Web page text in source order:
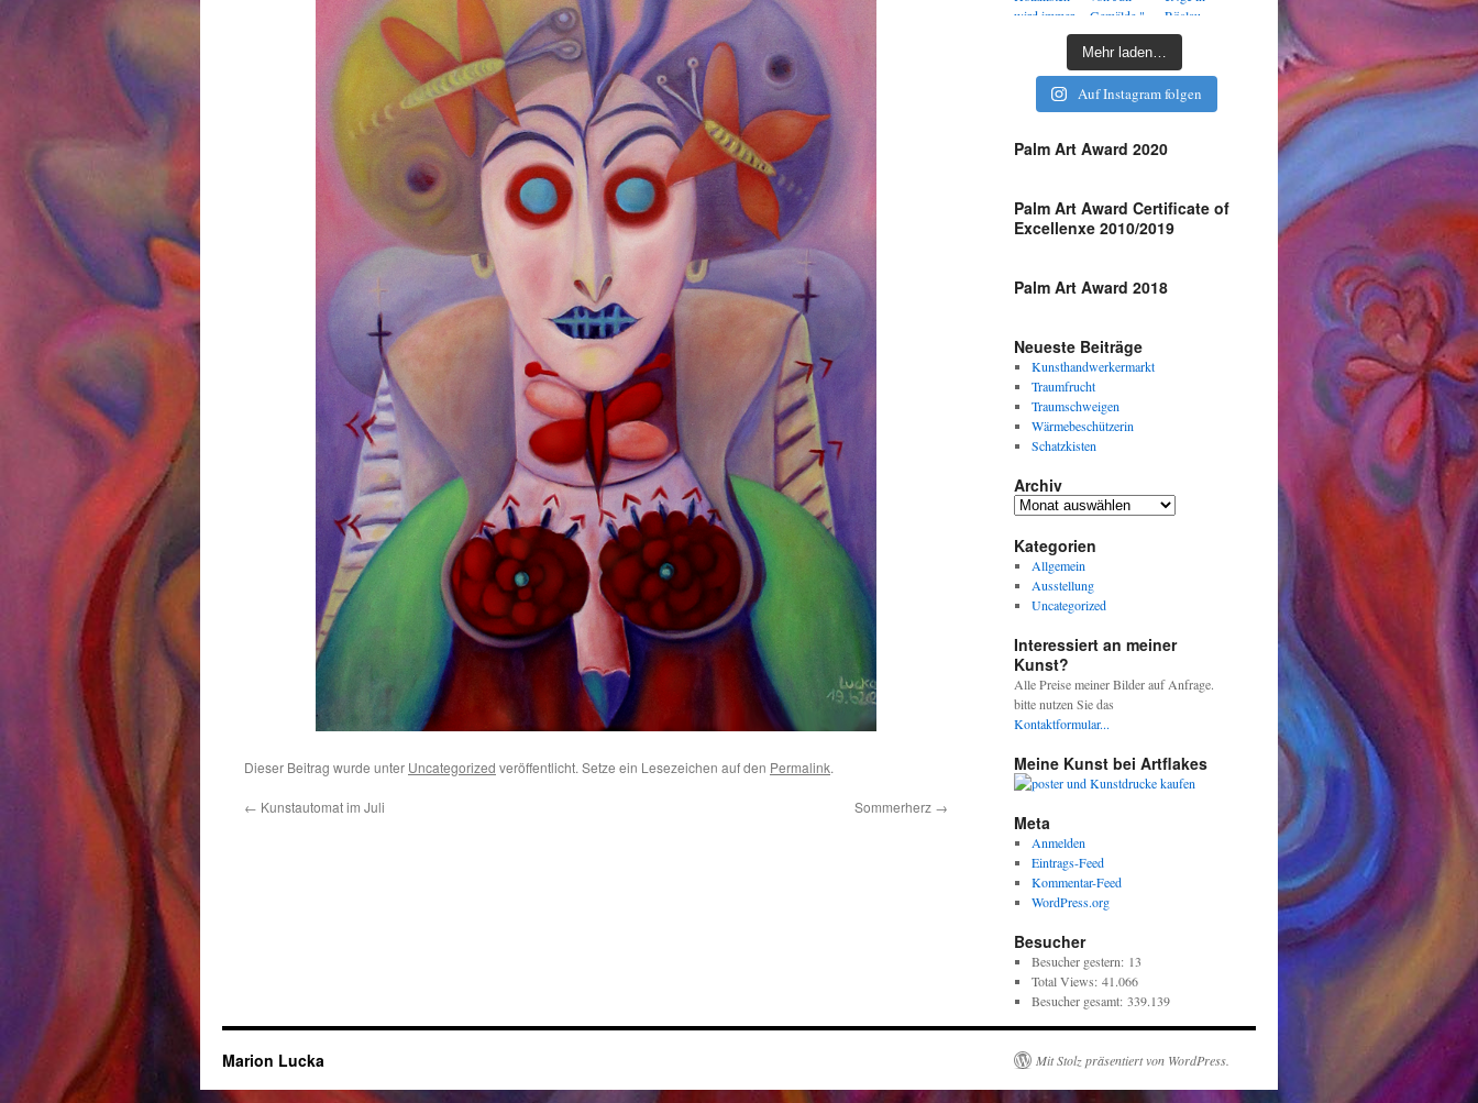
Dieser Beitrag wurde unter Uncategorized veröffentlicht. Setze ein Lesezeichen auf den Permalink.
← Kunstautomat im Juli Sommerherz →
Mehr laden…
Auf Instagram folgen
Palm Art Award 2020
Palm Art Award Certificate of
Excellenxe 2010/2019
Palm Art Award 2018
Neueste Beiträge
Kunsthandwerkermarkt
Traumfrucht
Traumschweigen
Wärmebeschützerin
Schatzkisten
Archiv
Archiv
Kategorien
Allgemein
Ausstellung
Uncategorized
Interessiert an meiner
Kunst?
Alle Preise meiner Bilder auf Anfrage.
bitte nutzen Sie das
Kontaktformular...
Meine Kunst bei Artflakes
Meta
Anmelden
Eintrags-Feed
Kommentar-Feed
WordPress.org
Besucher
Besucher gestern: 13
Total Views: 41.066
Besucher gesamt: 339.139
Marion Lucka Mit Stolz präsentiert von WordPress.